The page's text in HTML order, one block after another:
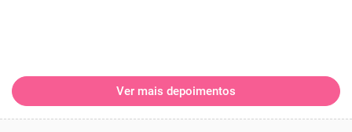
Ver mais depoimentos